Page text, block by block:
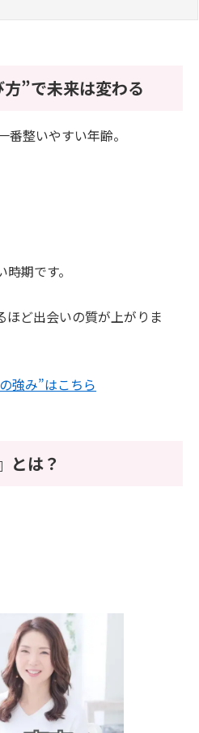
”で未来は変わる
整いやすい年齢。
期です。
ど出会いの質が上がりま
強み”はこちら
とは？